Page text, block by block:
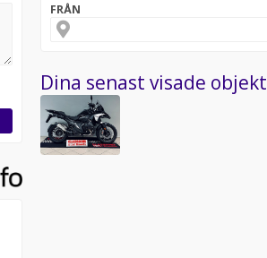
FRÅN
Dina senast visade objekt